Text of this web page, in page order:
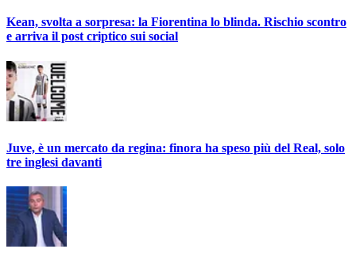
Kean, svolta a sorpresa: la Fiorentina lo blinda. Rischio scontro
e arriva il post criptico sui social
Juve, è un mercato da regina: finora ha speso più del Real, solo
tre inglesi davanti